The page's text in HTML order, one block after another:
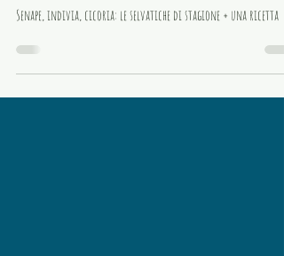
+ una ricetta
Senape, indivia, cicoria: le selvatiche di stagione + una ricetta